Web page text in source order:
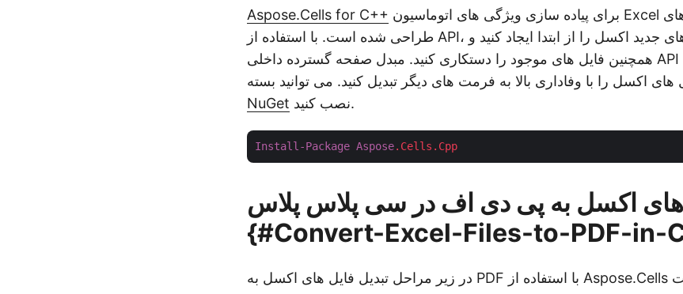
Aspose.Cells for C++
طراحی شده است. با استفاده از API، می توانید فایل های جدید اکسل را از ابتدا ایجاد کنید و
همچنین فایل های موجود را دستکاری کنید. مبدل صفحه گسترده داخلی API به شما امکان می دهد
NuGet
نصب کنید.
Install-Package Aspose.Cells .Cpp
های اکسل به پی دی اف در سی پلاس پلاس
{#Convert-Excel-Files-to-PDF-in-